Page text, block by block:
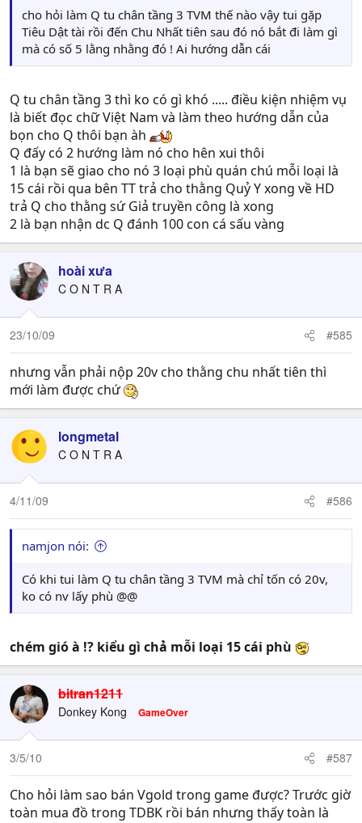
cho hỏi làm Q tu chân tầng 3 TVM thế nào vậy tui gặp
Tiêu Dật tài rồi đến Chu Nhất tiên sau đó nó bắt đi làm gì
mà có số 5 lằng nhằng đó ! Ai hướng dẫn cái
Q tu chân tầng 3 thì ko có gì khó ..... điều kiện nhiệm vụ
là biết đọc chữ Việt Nam và làm theo hướng dẫn của
bọn cho Q thôi bạn àh
Q đấy có 2 hướng làm nó cho hên xui thôi
1 là bạn sẽ giao cho nó 3 loại phù quán chú mỗi loại là
15 cái rồi qua bên TT trả cho thằng Quỷ Y xong về HD
trả Q cho thằng sứ Giả truyền công là xong
2 là bạn nhận dc Q đánh 100 con cá sấu vàng
hoài xưa
C O N T R A
23/10/09 #585
nhưng vẫn phải nộp 20v cho thằng chu nhất tiên thì
mới làm được chứ
longmetal
C O N T R A
4/11/09 #586
namjon nói:
Có khi tui làm Q tu chân tầng 3 TVM mà chỉ tốn có 20v,
ko có nv lấy phù @@
chém gió à !? kiểu gì chả mỗi loại 15 cái phù
bitran1211
Donkey Kong GameOver
3/5/10 #587
Cho hỏi làm sao bán Vgold trong game được? Trước giờ
toàn mua đồ trong TDBK rồi bán nhưng thấy toàn là